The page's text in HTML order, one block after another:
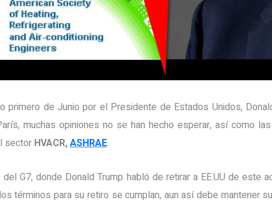
primero de Junio por el Presidente de Estados Unidos,
muchas opiniones no se han hecho esperar, así como
sector HVACR,ASHRAE.
G7, donde Donald Trump habló de retirar a EE.UU de este
términos para su retiro se cumplan, aun así debe mantener